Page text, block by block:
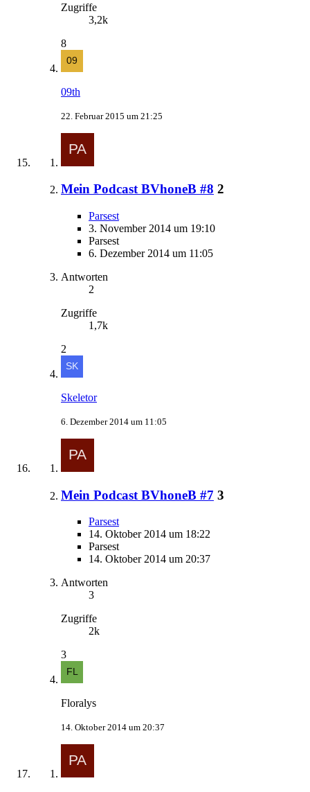
Zugriffe
3,2k
8
09th
22. Februar 2015 um 21:25
Mein Podcast BVhoneB #8 2
Parsest
3. November 2014 um 19:10
Parsest
6. Dezember 2014 um 11:05
Antworten
2
Zugriffe
1,7k
2
Skeletor
6. Dezember 2014 um 11:05
Mein Podcast BVhoneB #7 3
Parsest
14. Oktober 2014 um 18:22
Parsest
14. Oktober 2014 um 20:37
Antworten
3
Zugriffe
2k
3
Floralys
14. Oktober 2014 um 20:37